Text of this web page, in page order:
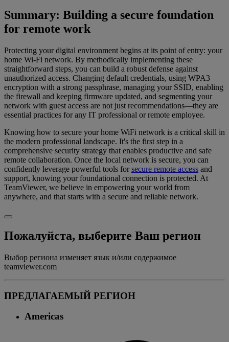
Summary: Building a secure foundation
for remote work
Protecting your digital environment begins at its point of entry: your
home Wi-Fi network. By methodically implementing these
straightforward steps, you can build a robust defense against
unauthorized access. Changing default credentials, using WPA3
encryption with a strong passphrase, managing your SSID, enabling
the firewall and keeping firmware updated, and segmenting your
network with guest access are not just recommendations—they are
essential practices for any IT professional or remote employee.
Knowing how to secure your home WiFi network is a critical skill in
the modern professional landscape. It's the first step in a
comprehensive security strategy that enables productive and safe
remote collaboration. Once the local network is secure, you can
confidently leverage powerful tools forsecure remote access and
support, knowing your foundational connection is protected. At
TeamViewer, we believe in empowering your world from
anywhere, and that starts with a secure and reliable network.
Пожалуйста, выберите Ваш регион
Выбор региона изменяет язык и/или содержимое
teamviewer.com
ПРЕДЛАГАЕМЫЙ РЕГИОН
Americas